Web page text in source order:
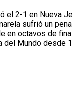
el 2-1 en Nueva
sufrió un
en octavos de
del Mundo desde